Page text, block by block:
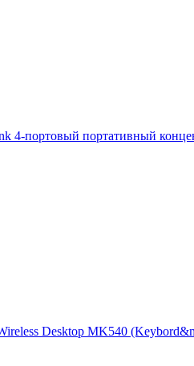
4-портовый портативный
Desktop MK540